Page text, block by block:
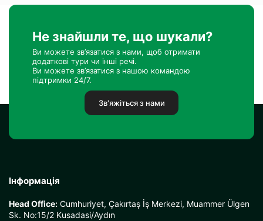
Не знайшли те, що шукали?
Ви можете зв’язатися з нами, щоб отримати
додаткові тури чи інші речі.
Ви можете зв’язатися з нашою командою
підтримки 24/7.
Зв'яжіться з нами
Інформація
Head Office: Cumhuriyet, Çakırtaş İş Merkezi, Muammer Ülgen
Sk. No:15/2 Kusadasi/Aydın